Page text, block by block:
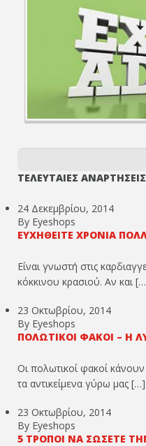
ΤΕΛΕΥΤΑΙΕΣ ΑΝΑΡΤΗΣΕΙΣ
24 Δεκεμβρίου, 2014
By Eyeshops
ΕΥΧΗΘΕΊΤΕ ΧΡΌΝΙΑ
Είναι γνωστή στις
κόκκινου κρασιού. Αν και
23 Οκτωβρίου, 2014
By Eyeshops
ΠΟΛΩΤΙΚΟΊ ΦΑΚΟΊ – Η
Οι πολωτικοί φακοί κάνουν
τα αντικείμενα γύρω μας […]
23 Οκτωβρίου, 2014
By Eyeshops
5 ΤΡΌΠΟΙ ΝΑ ΣΏΣΕΤΕ